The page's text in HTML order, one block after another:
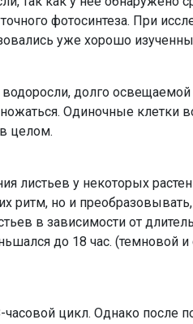
фотосинтеза. При
уже хо­рошо
водоросли, долго
Одиночные клет­ки
целом.
листьев у некоторых
ритм, но и
в зависимости от
до 18 час. (темновой
цикл. Однако после